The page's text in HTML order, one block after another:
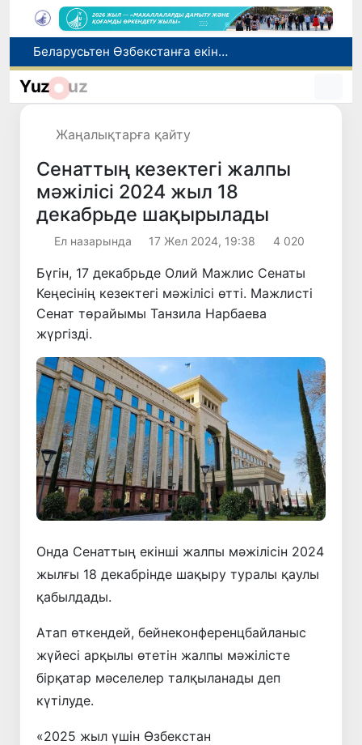
Адам саудасынан зардап шеккен азаматтар әлеуметтік қызметтермен қамтылады
Тарихи күн: Өзбекстанның «Самарқант-2028» жасанды серігі орбитаға сәтті шығарылды
Yuz uz
Жаңалықтарға қайту
Сенаттың кезектегі жалпы
мәжілісі 2024 жыл 18
декабрьде шақырылады
Ел назарында 17 Жел 2024, 19:38 4 020
Бүгін, 17 декабрьде Олий Мажлис Сенаты
Кеңесінің кезектегі мәжілісі өтті. Мажлисті
Сенат төрайымы Танзила Нарбаева
жүргізді.
Онда Сенаттың екінші жалпы мәжілісін 2024
жылғы 18 декабрінде шақыру туралы қаулы
қабылдады.
Атап өткендей, бейнеконференцбайланыс
жүйесі арқылы өтетін жалпы мәжілісте
бірқатар мәселелер талқыланады деп
күтілуде.
«2025 жыл үшін Өзбекстан